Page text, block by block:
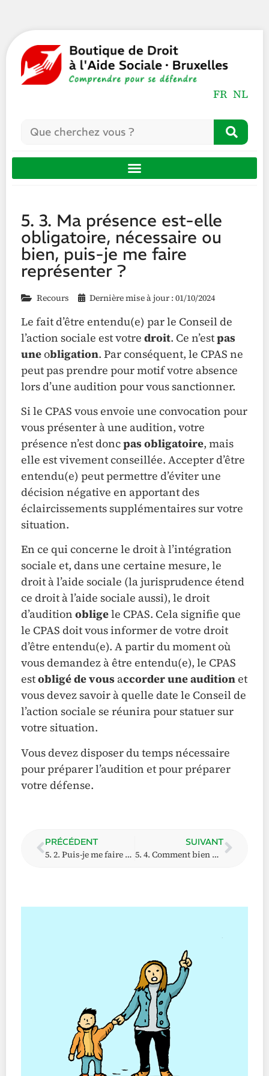
FR NL
5. 3. Ma présence est-elle
obligatoire, nécessaire ou
bien, puis-je me faire
représenter ?
Recours Dernière mise à jour : 01/10/2024
Le fait d’être entendu(e) par le Conseil de
l’action sociale est votre droit. Ce n’estpas
uneobligation. Par conséquent, le CPAS ne
peut pas prendre pour motif votre absence
lors d’une audition pour vous sanctionner.
Si le CPAS vous envoie une convocation pour
vous présenter à une audition, votre
présence n’est doncpas obligatoire, mais
elle est vivement conseillée. Accepter d’être
entendu(e) peut permettre d’éviter une
décision négative en apportant des
éclaircissements supplémentaires sur votre
situation.
En ce qui concerne le droit à l’intégration
sociale et, dans une certaine mesure, le
droit à l’aide sociale (la jurisprudence étend
ce droit à l’aide sociale aussi), le droit
d’audition obligele CPAS. Cela signifie que
le CPAS doit vous informer de votre droit
d’être entendu(e). A partir du moment où
vous demandez à être entendu(e), le CPAS
estobligé de vous accorder une auditionet
vous devez savoir à quelle date le Conseil de
l’action sociale se réunira pour statuer sur
votre situation.
Vous devez disposer du temps nécessaire
pour préparer l’audition et pour préparer
votre défense.
PRÉCÉDENT
5. 2. Puis-je me faire accompagner lors d’une audition ?
SUIVANT
5. 4. Comment bien me préparer à une audition ?